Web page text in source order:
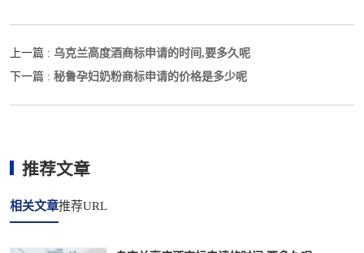
上一篇 : 乌克兰高度酒商标申请的时间,要多久呢
下一篇 : 秘鲁孕妇奶粉商标申请的价格是多少呢
推荐文章
相关文章推荐URL